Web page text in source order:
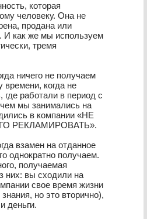
которая
человеку. Она не
продана или
И как же мы используем
тремя
ничего не получаем
времени, когда не
работали в период с
чем мы занимались на
в компании «НЕ
РЕКЛАМИРОВАТЬ».
взамен на отданное
однократно получаем.
получаемая
них: вы сходили на
свое время жизни
но это вторично),
деньги.